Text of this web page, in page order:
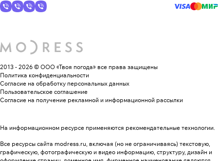
2013 - 2026 © ООО «Твоя погода» все права защищены
Политика конфиденциальности
Согласие на обработку персональных данных
Пользовательское соглашение
Согласие на получение рекламной и информационной рассылки
На информационном ресурсе применяются рекомендательные технологии.
Все ресурсы сайта modress.ru, включая (но не ограничиваясь) текстовую,
графическую, фотографическую и видео информацию, структуру, дизайн и